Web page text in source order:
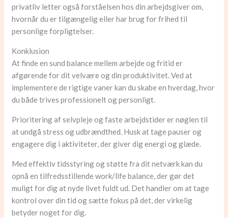
privatliv letter også forståelsen hos din arbejdsgiver om,
hvornår du er tilgængelig eller har brug for frihed til
personlige forpligtelser.
Konklusion
At finde en sund balance mellem arbejde og fritid er
afgørende for dit velvære og din produktivitet. Ved at
implementere de rigtige vaner kan du skabe en hverdag, hvor
du både trives professionelt og personligt.
Prioritering af selvpleje og faste arbejdstider er nøglen til
at undgå stress og udbrændthed. Husk at tage pauser og
engagere dig i aktiviteter, der giver dig energi og glæde.
Med effektiv tidsstyring og støtte fra dit netværk kan du
opnå en tilfredsstillende work/life balance, der gør det
muligt for dig at nyde livet fuldt ud. Det handler om at tage
kontrol over din tid og sætte fokus på det, der virkelig
betyder noget for dig.